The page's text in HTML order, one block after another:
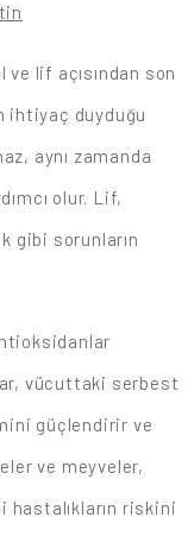
lif açısından son
ihtiyaç duyduğu
aynı zamanda
olur. Lif,
gibi sorunların
vücuttaki serbest
güçlendirir ve
ve meyveler,
hastalıkların riskini